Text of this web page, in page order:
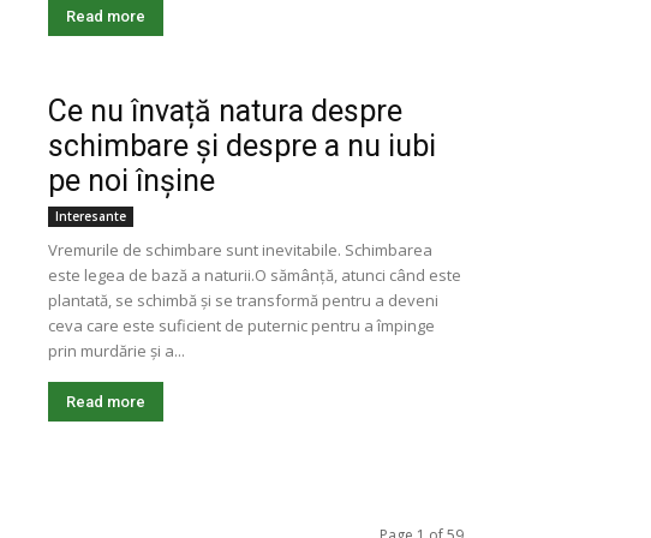
Read more
Ce nu învață natura despre
schimbare și despre a nu iubi
pe noi înșine
Interesante
Vremurile de schimbare sunt inevitabile. Schimbarea
este legea de bază a naturii.O sămânță, atunci când este
plantată, se schimbă și se transformă pentru a deveni
ceva care este suficient de puternic pentru a împinge
prin murdărie și a...
Read more